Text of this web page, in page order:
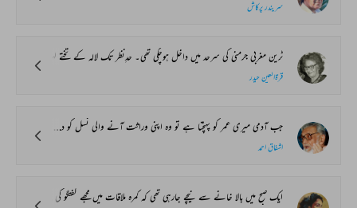
سریندر پرکاش
ٹرین مغربی جرمنی کی سرحد میں داخل ہوچکی تھی۔ حدِنظر تک لالہ کے تختے لہلہارہے تھے۔ دیہات کی شفاف سڑکوں پر سے کاریں زناّٹے سے گذرتی جاتی تھیں۔ ندیوں میں بطخیں تیر رہی تھیں۔ ٹرین کے ایک ڈبے میں پانچ مسافر چپ چاپ بیٹھے تھے۔
قرۃالعین حیدر
جب آدمی میری عمر کو پہنچتا ہے تو وہ اپنی وراثت آنے والی نسل کو دے کر جانے کی کو شش کرتا ہے۔ کچھ چیزیں ایسی ہوتی ہیں، جو انسان بد قسمتی سے ساتھ ہی سمیٹ کر لے جاتا ہے۔ مجھے اپنی جوانی کے واقعات اور اس سے پہلے کی زندگی کے حالات مختلف ٹکڑیوں میں ملتے ہیں۔ میں چاہتا ہوں کہ اب وہ آپ کے حوالے کر دوں، حالانکہ اس میں تاریخی نوعیت کا کوئی بڑا واقعہ آپ کو نہیں ملےگا لیکن معاشرتی زندگی کو بہ نظر غائر دیکھا جائے تو اس میں ہماری سیاسی زندگی کے بہت سے پہلو نمایاں نظر آئیں گے۔
اشفاق احمد
ایک صبح میں بالا خانے سے نیچے جارہی تھی کہ کمرہ ملاقات میں مجھے گفتگو کی آواز سنائی دی۔ جھانک کر دیکھا تو زبیدہ دادی ایک مخملی صوفے پر بیٹھی ہوئی اپنی ایک بوڑھی سہیلی سے کہہ رہی تھیں، ’’کل ہمارے خط کے جواب میں روحی کے والد کے پاس سے خط آگیا! وہ عنقریب یہاں آنے والے ہیں اور روحی کی شادی کر دینا چاہتے ہیں۔ یہ سن کر میرے ہاتھوں کے طوطے اڑ گیے۔ آنسوبے اختیار میرے رخسار پر بہہ نکلے، میں خود کو سنبھالنے کے لیے کسی قدر باغ کے زینے پر نکل آئی۔ زینے کے پاس سبز سبز دوب پر بیٹھ گئی۔ باغیچے میں مشرقی ممالک کا آفتاب چمک رہا تھا۔ خو ش رنگ مکھیاں حنا کے پھولوں پر بیٹھی رسیلے راگ گا رہی تھیں۔ پاس ہی شاہ بلوط پر کوئی ایک چھوٹا سا پرندہ بیٹھا سریلی سیٹیاں بجا رہا تھا۔ آہ۔۔۔ یہ کہیں میری ناکام زندگی پر نوحہ نہ کر رہا ہو! کہیں اسے میری بربادی کی خبر نہ پہنچ گئی ہو۔